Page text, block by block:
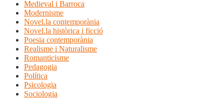
Medieval i Barroca
Modernisme
Novel.la contemporània
Novel.la històrica i ficció
Poesia contemporània
Realisme i Naturalisme
Romanticisme
Pedagogia
Política
Psicologia
Sociologia